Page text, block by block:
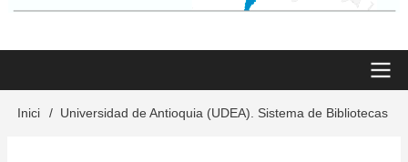
Main
Inici Universidad de Antioquia (UDEA). Sistema de Bibliotecas